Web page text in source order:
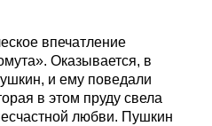
впечатление
Оказывается, в
и ему поведали
в этом пруду свела
любви. Пушкин